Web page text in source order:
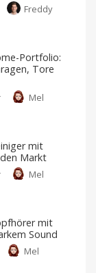
Freddy
Portfolio:
Tore
Mel
mit
Markt
Mel
mit
Sound
Mel